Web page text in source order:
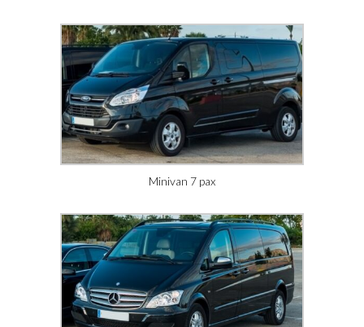
Minivan 7 pax